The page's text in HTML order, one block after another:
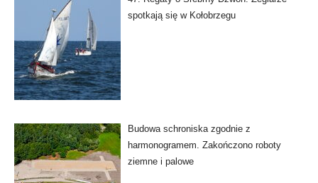
spotkają się w Kołobrzegu
Budowa schroniska zgodnie z
harmonogramem. Zakończono roboty
ziemne i palowe